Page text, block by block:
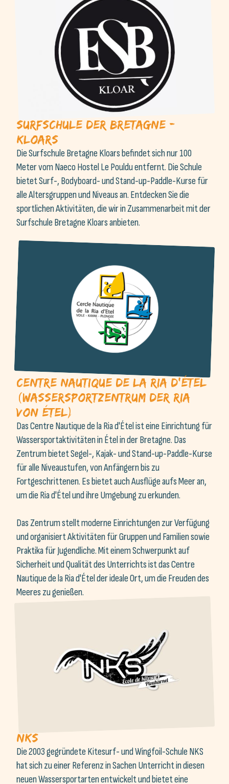
Surfschule der Bretagne -
Kloars
Die Surfschule Bretagne Kloars befindet sich nur 100
Meter vom Naeco Hostel Le Pouldu entfernt. Die Schule
bietet Surf-, Bodyboard- und Stand-up-Paddle-Kurse für
alle Altersgruppen und Niveaus an. Entdecken Sie die
sportlichen Aktivitäten, die wir in Zusammenarbeit mit der
Surfschule Bretagne Kloars anbieten.
(Wassersportzentrum der Ria
von Étel)
Das Centre Nautique de la Ria d'Étel ist eine Einrichtung für
Wassersportaktivitäten in Étel in der Bretagne. Das
Zentrum bietet Segel-, Kajak- und Stand-up-Paddle-Kurse
für alle Niveaustufen, von Anfängern bis zu
Fortgeschrittenen. Es bietet auch Ausflüge aufs Meer an,
um die Ria d'Étel und ihre Umgebung zu erkunden.
Das Zentrum stellt moderne Einrichtungen zur Verfügung
Praktika für Jugendliche. Mit einem Schwerpunkt auf
Sicherheit und Qualität des Unterrichts ist das Centre
Nautique de la Ria d'Étel der ideale Ort, um die Freuden des
Meeres zu genießen.
hat sich zu einer Referenz in Sachen Unterricht in diesen
neuen Wassersportarten entwickelt und bietet eine
erstklassige Betreuung zu wettbewerbsfähigen Preisen.